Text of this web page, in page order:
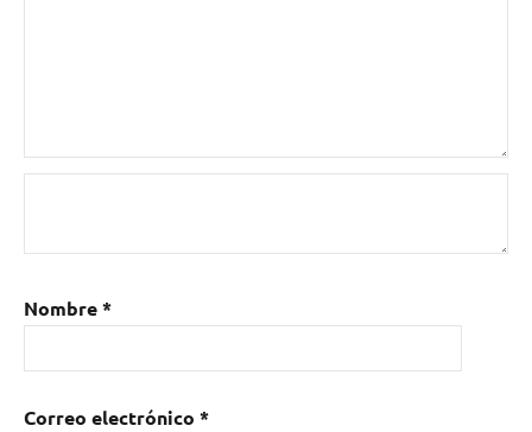
Nombre*
Correo electrónico *